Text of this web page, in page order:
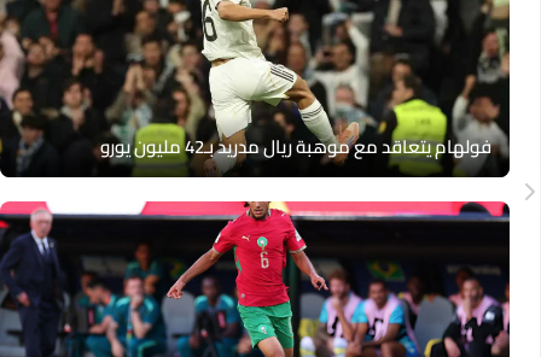
فولهام يتعاقد مع موهبة ريال مدريد بـ42 مليون يورو